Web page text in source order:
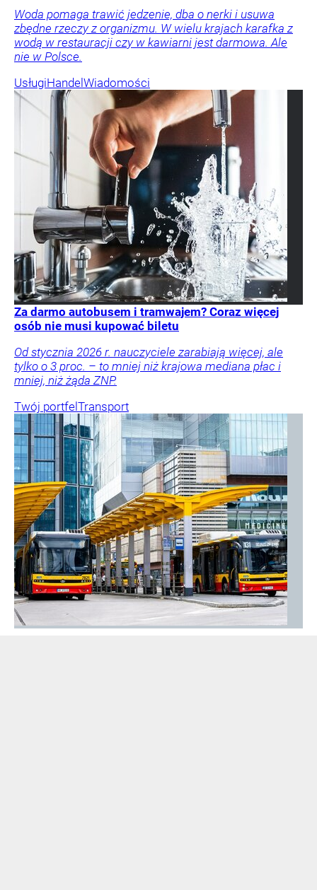
Woda pomaga trawić jedzenie, dba o nerki i usuwa
zbędne rzeczy z organizmu. W wielu krajach karafka z
wodą w restauracji czy w kawiarni jest darmowa. Ale
nie w Polsce.
UsługiHandel Wiadomości
Za darmo autobusem i tramwajem? Coraz więcej
osób nie musi kupować biletu
Od stycznia 2026 r. nauczyciele zarabiają więcej, ale
tylko o 3 proc. – to mniej niż krajowa mediana płac i
mniej, niż żąda ZNP.
Twój portfel Transport